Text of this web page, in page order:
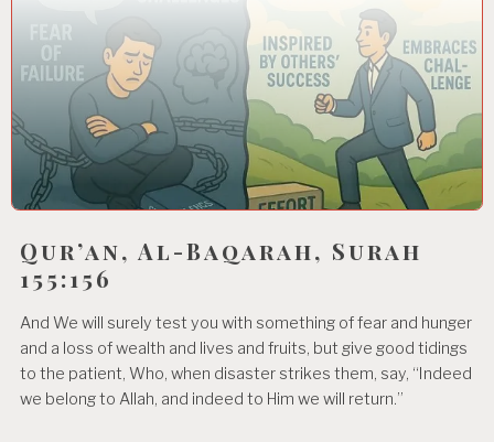
Qur’an, Al-Baqarah, Surah
155:156
And We will surely test you with something of fear and hunger
and a loss of wealth and lives and fruits, but give good tidings
to the patient, Who, when disaster strikes them, say, “Indeed
we belong to Allah, and indeed to Him we will return.”